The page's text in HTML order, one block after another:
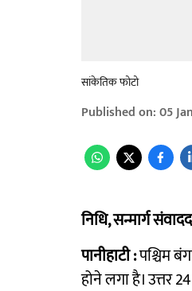
सांकेतिक फोटो
Published on:05
निधि, सन्मार्ग
पानीहाटी :पश्चिम
होने लगा है। उत्तर